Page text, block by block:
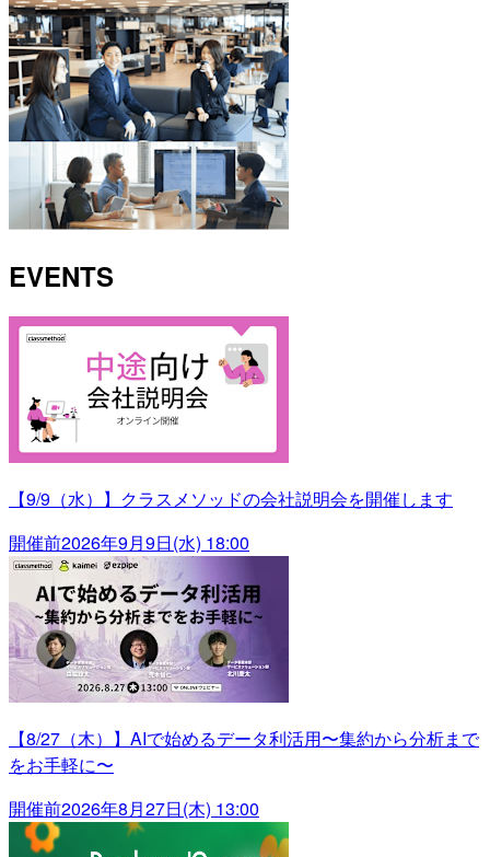
EVENTS
【9/9（水）】クラスメソッドの会社説明会を開催します
開催前2026年9月9日(水) 18:00
【8/27（木）】AIで始めるデータ利活用〜集約から分析まで
をお手軽に〜
開催前2026年8月27日(木) 13:00